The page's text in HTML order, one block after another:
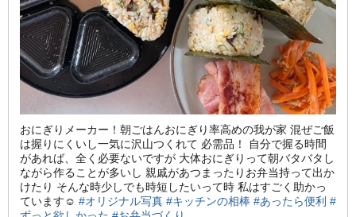
おにぎりメーカー！朝ごはんおにぎり率高めの我が家 混ぜご飯
は握りにくいし一気に沢山つくれて 必需品！ 自分で握る時間
があれば、全く必要ないですが 大体おにぎりって朝バタバタし
ながら作ることが多いし 親戚があつまったりお弁当持って出か
けたり そんな時少しでも時短したいって時 私はすごく助かっ
ています☺️ #オリジナル写真 #キッチンの相棒 #あったら便利 #